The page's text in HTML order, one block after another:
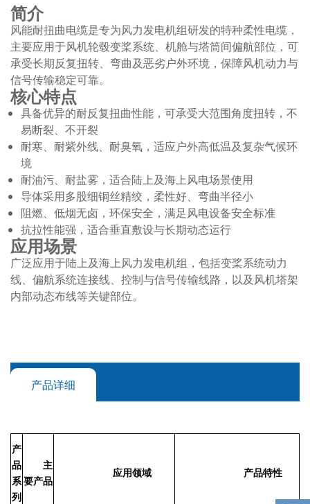
简介
风能耐扭曲电缆是专为风力发电机组研发的特种柔性电缆，
主要应用于风机轮毂变桨系统、机舱与塔筒间偏航部位，可
承受长期反复扭转、弯曲及恶劣户外环境，保障风机动力与
信号传输稳定可靠。
核心特点
具备优异的耐反复扭曲性能，可承受大范围角度扭转，不
易断裂、不开裂
耐寒、耐紫外线、耐臭氧，适应户外高低温及复杂气候环
境
耐油污、耐盐雾，适合陆上及海上风电场景使用
导体采用多股细铜丝精绞，柔性好、弯曲半径小
阻燃、低烟无卤，环保安全，满足风电设备安全标准
抗拉性能强，适合垂直敷设与长期动态运行
应用场景
广泛应用于陆上及海上风力发电机组，包括变桨系统动力
线、偏航系统连接线、控制与信号传输线路，以及风机塔架
内部动态布线等关键部位。
产品详细
产
品
系
列
主
要产品
应用领域 产品特性